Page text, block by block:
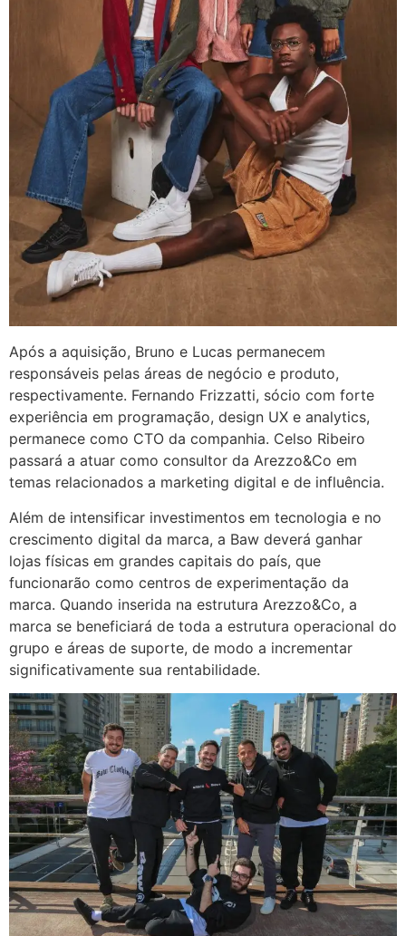
Após a aquisição, Bruno e Lucas permanecem
responsáveis pelas áreas de negócio e produto,
respectivamente. Fernando Frizzatti, sócio com forte
experiência em programação, design UX e analytics,
permanece como CTO da companhia. Celso Ribeiro
passará a atuar como consultor da Arezzo&Co em
temas relacionados a marketing digital e de influência.
Além de intensificar investimentos em tecnologia e no
crescimento digital da marca, a Baw deverá ganhar
lojas físicas em grandes capitais do país, que
funcionarão como centros de experimentação da
marca. Quando inserida na estrutura Arezzo&Co, a
marca se beneficiará de toda a estrutura operacional do
grupo e áreas de suporte, de modo a incrementar
significativamente sua rentabilidade.